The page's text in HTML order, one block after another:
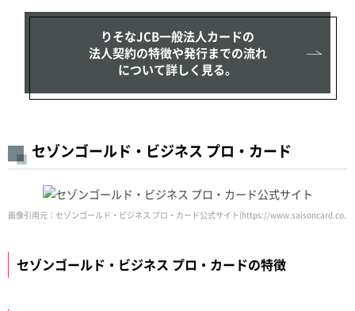
りそなJCB一般法人カードの
法人契約の特徴や発行までの流れ
について詳しく見る。
セゾンゴールド・ビジネス プロ・カード
画像引用元：セゾンゴールド・ビジネス プロ・カード公式サイト(https://
セゾンゴールド・ビジネス プロ・カードの特徴